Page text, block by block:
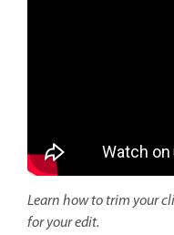
Learn how to trim your
for your edit.